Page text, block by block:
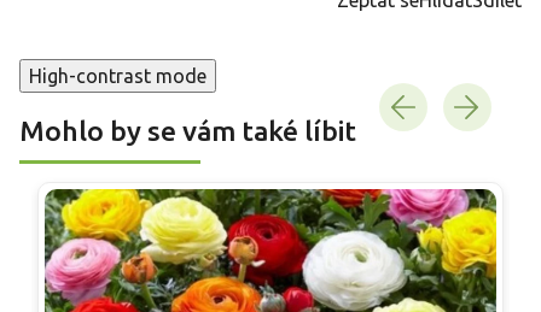
High-contrast mode
Mohlo by se vám také líbit